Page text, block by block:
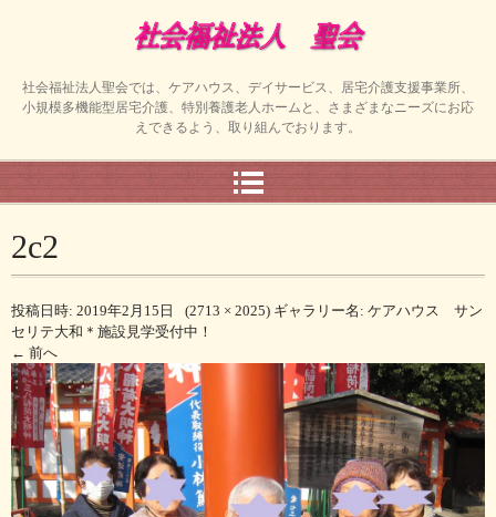
社会福祉法人聖会では、ケアハウス、デイサービス、居宅介護支援事業所、
小規模多機能型居宅介護、特別養護老人ホームと、さまざまなニーズにお応
えできるよう、取り組んでおります。
2c2
投稿日時: 2019年2月15日 (2713 × 2025) ギャラリー名: ケアハウス サン
セリテ大和＊施設見学受付中！
← 前へ